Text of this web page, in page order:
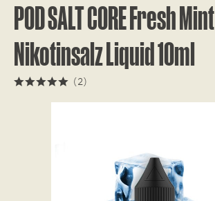
POD SALT CORE Fresh Mint
Nikotinsalz Liquid 10ml
(2)